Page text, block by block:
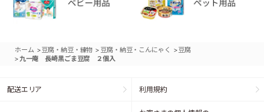
ホーム >豆腐・納豆・練物 > 豆腐・納豆・こんにゃく >豆腐
>九一庵 長崎黒ごま豆腐 ２個入
配送エリア 利用規約